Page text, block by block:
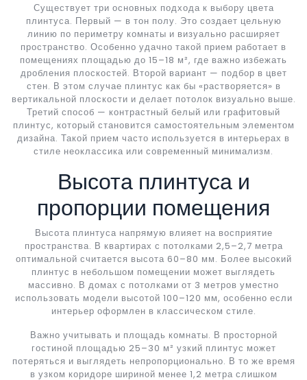
Существует три основных подхода к выбору цвета
плинтуса. Первый — в тон полу. Это создает цельную
линию по периметру комнаты и визуально расширяет
пространство. Особенно удачно такой прием работает в
помещениях площадью до 15–18 м², где важно избежать
дробления плоскостей. Второй вариант — подбор в цвет
стен. В этом случае плинтус как бы «растворяется» в
вертикальной плоскости и делает потолок визуально выше.
Третий способ — контрастный белый или графитовый
плинтус, который становится самостоятельным элементом
дизайна. Такой прием часто используется в интерьерах в
стиле неоклассика или современный минимализм.
Высота плинтуса и
пропорции помещения
Высота плинтуса напрямую влияет на восприятие
пространства. В квартирах с потолками 2,5–2,7 метра
оптимальной считается высота 60–80 мм. Более высокий
плинтус в небольшом помещении может выглядеть
массивно. В домах с потолками от 3 метров уместно
использовать модели высотой 100–120 мм, особенно если
интерьер оформлен в классическом стиле.
Важно учитывать и площадь комнаты. В просторной
гостиной площадью 25–30 м² узкий плинтус может
потеряться и выглядеть непропорционально. В то же время
в узком коридоре шириной менее 1,2 метра слишком